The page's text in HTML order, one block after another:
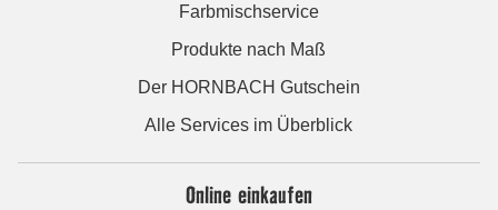
Farbmischservice
Produkte nach Maß
Der HORNBACH Gutschein
Alle Services im Überblick
Online einkaufen